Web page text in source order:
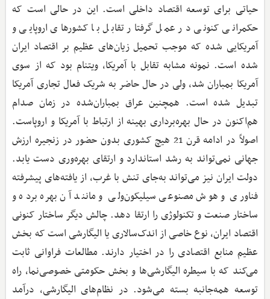
حیاتی برای توسعه اقتصاد داخلی است. این در حالی است که
حکمرانی کنونی در عمل گرفتار تقابل با کشورهای اروپایی و
آمریکایی شده که موجب تحمیل زیان‌های عظیم بر اقتصاد ایران
شده است. نمونه مشابه تقابل با آمریکا، ویتنام بود که از سوی
آمریکا بمباران شد، ولی در حال حاضر به شریک فعال تجاری آمریکا
تبدیل شده است. همچنین عراق بمباران‌شده در زمان صدام
هم‌اکنون در حال بهره‌برداری بهینه از ارتباط با آمریکا و اروپاست.
اصولاً در ادامه قرن 21 هیچ کشوری بدون حضور در زنجیره ارزش
جهانی نمی‌تواند به رشد استاندارد و ارتقای بهره‌وری دست یابد.
دولت ایران نیز می‌تواند به‌جای تنش با غرب، از یافته‌های پیشرفته
فناوری و هوش مصنوعی سیلیکون‌ولی و مانند آن بهره برده و
ساختار صنعت و تکنولوژی را ارتقا دهد. چالش دیگر ساختار کنونی
اقتصاد ایران، نوع خاصی از اندک‌سالاری یا الیگارشی است که بخش
عظیم منابع اقتصادی را در اختیار دارند. مطالعات فراوانی ثابت
می‌کند که با سیطره الیگارشی‌ها و بخش حکومتی خصوصی‌نما، راه
توسعه همه‌جانبه بسته می‌شود. در نظام‌های الیگارشی، درآمد